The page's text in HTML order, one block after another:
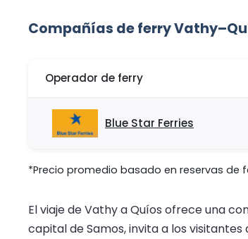
Compañías de ferry
Operador de ferry
Blue Star Ferries
*Precio promedio basado en reservas de
El viaje de Vathy a Quíos ofrece una
capital de Samos, invita a los